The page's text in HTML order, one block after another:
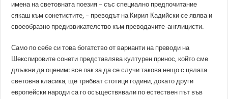
имена на световната поезия – със специално предпочитание
сякаш към сонетистите, – преводът на Кирил Кадийски се явява и
своеобразно предизвикателство към преводачите-англицисти.
Само по себе си това богатство от варианти на преводи на
Шекспировите сонети представлява културен принос, който сме
длъжни да оценим: все пак за да се случи такова нещо с цялата
световна класика, ще трябват стотици години, докато други
европейски народи са го осъществявали по естествен път във